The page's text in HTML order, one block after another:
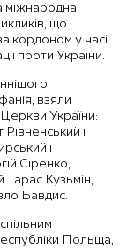
міжнародна
що
кордоном у часі
проти України.
взяли
України:
і
і
Сіренко,
Тарас Кузьмін,
Бавдис.
Польща,